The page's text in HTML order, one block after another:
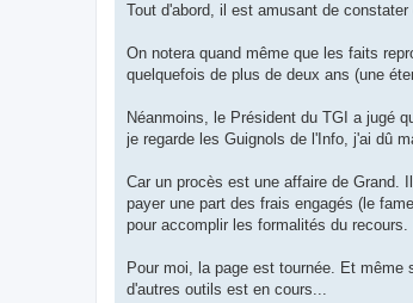
g
Tout d'abord, il est amusant de
On notera quand même que les faits
quelquefois de plus de deux ans (une
Néanmoins, le Président du TGI a jugé
je regarde les Guignols de l'Info, j'ai dû
Car un procès est une affaire de Grand.
payer une part des frais engagés (le
pour accomplir les formalités du
Pour moi, la page est tournée. Et même
d'autres outils est en cours...